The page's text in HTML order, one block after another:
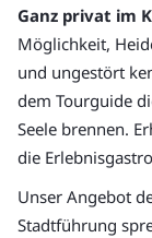
Ganz privat im
Möglichkeit,
und ungestört
dem Tourguide
Seele brennen.
die
Unser Angebot
Stadtführung